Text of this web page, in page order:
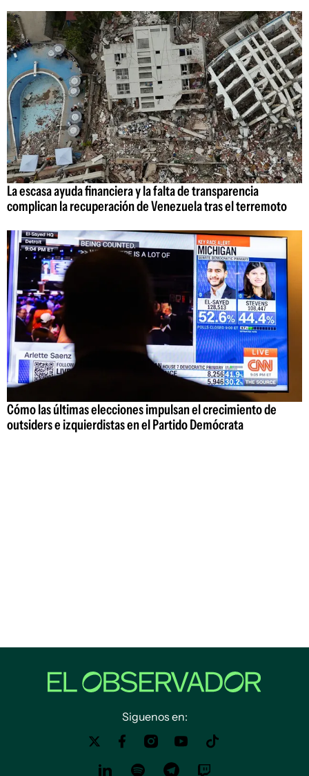
La escasa ayuda financiera y la falta de transparencia
complican la recuperación de Venezuela tras el terremoto
Cómo las últimas elecciones impulsan el crecimiento de
outsiders e izquierdistas en el Partido Demócrata
Siguenos en: